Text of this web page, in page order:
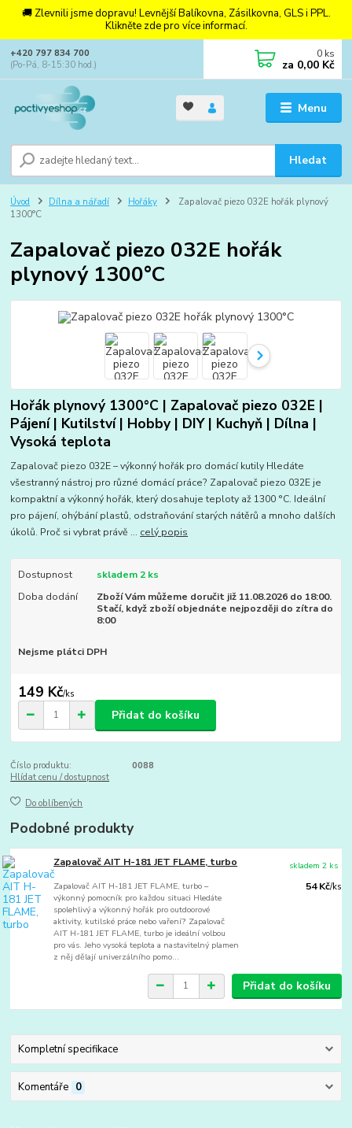
🚚 Zlevnili jsme dopravu! Levnější Balíkovna, Zásilkovna, GLS i PPL.
Klikněte zde pro více informací.
Menu
Hledat
+420 797 834 700
(Po-Pá, 8-15:30 hod.)
0 ks
za 0,00 Kč
Úvod Dílna a nářadí Hořáky
Zapalovač piezo 032E hořák plynový
1300°C
Zapalovač piezo 032E hořák
plynový 1300°C
Hořák plynový 1300°C | Zapalovač piezo 032E |
Pájení | Kutilství | Hobby | DIY | Kuchyň | Dílna |
Vysoká teplota
Zapalovač piezo 032E – výkonný hořák pro domácí kutily Hledáte
všestranný nástroj pro různé domácí práce? Zapalovač piezo 032E je
kompaktní a výkonný hořák, který dosahuje teploty až 1300 °C. Ideální
pro pájení, ohýbání plastů, odstraňování starých nátěrů a mnoho dalších
úkolů. Proč si vybrat právě ... celý popis
Dostupnost
skladem 2 ks
Doba dodání
Zboží Vám můžeme doručit již 11.08.2026 do 18:00.
Stačí, když zboží objednáte nejpozději do zítra do
8:00
Nejsme plátci DPH
149 Kč/ks
Přidat do košíku
Číslo produktu:
0088
Hlídat cenu / dostupnost
Do oblíbených
Podobné produkty
Zapalovač AIT H-181 JET FLAME, turbo
Zapalovač AIT H-181 JET FLAME, turbo –
výkonný pomocník pro každou situaci Hledáte
spolehlivý a výkonný hořák pro outdoorové
aktivity, kutilské práce nebo vaření? Zapalovač
AIT H-181 JET FLAME, turbo je ideální volbou
pro vás. Jeho vysoká teplota a nastavitelný plamen
z něj dělají univerzálního pomo...
54 Kč/ks
skladem 2 ks
Přidat do košíku
Kompletní specifikace
Komentáře 0